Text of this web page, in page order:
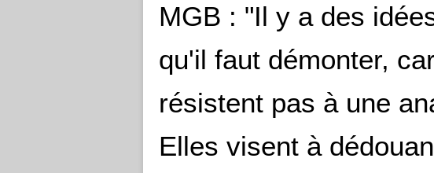
MGB : "Il y a des
qu'il faut démonter,
résistent pas à une
Elles visent à